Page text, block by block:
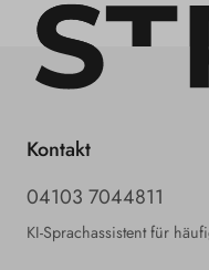
Kontakt
04103 7044811
KI-Sprachassistent für